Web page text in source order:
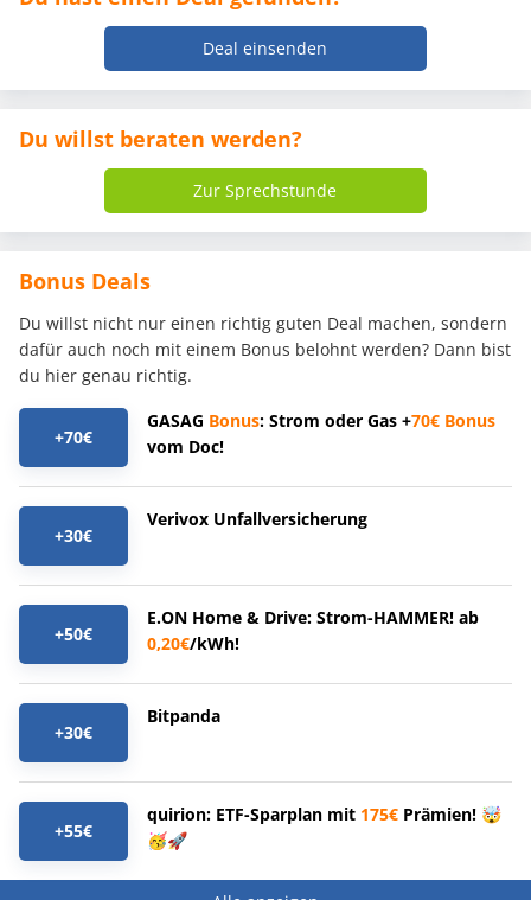
Deal einsenden
Du willst beraten werden?
Zur Sprechstunde
Bonus Deals
Du willst nicht nur einen richtig guten Deal machen, sondern
dafür auch noch mit einem Bonus belohnt werden? Dann bist
du hier genau richtig.
+70€
GASAG Bonus: Strom oder Gas +70€ Bonus
vom Doc!
+30€
Verivox Unfallversicherung
+50€
E.ON Home & Drive: Strom-HAMMER! ab
0,20€/kWh!
+30€
Bitpanda
+55€
quirion: ETF-Sparplan mit 175€ Prämien! 🤯
🥳🚀